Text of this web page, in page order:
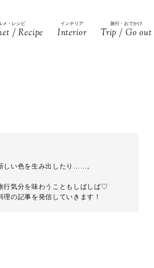
メ・レシピ
/ Recipe
インテリア
Interior
旅行・おでかけ
Trip / Go out
しい色を生み出したり……。
行気分を味わうこともしばしば♡
の記事を発信していきます！